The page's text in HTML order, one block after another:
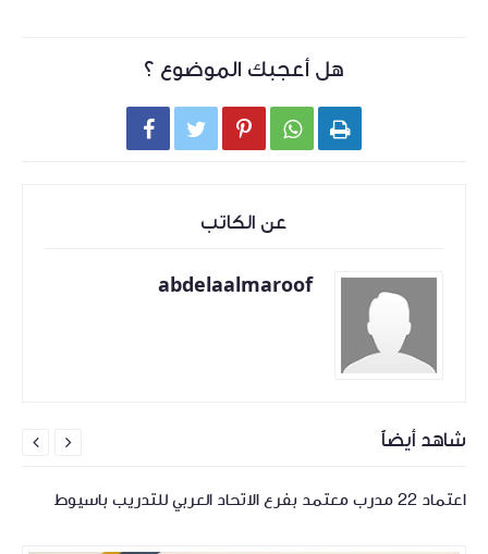
هل أعجبك الموضوع ؟
    
عن الكاتب
abdelaalmaroof
شاهد أيضاً
اعتماد 22 مدرب معتمد بفرع الاتحاد العربي للتدريب باسيوط

